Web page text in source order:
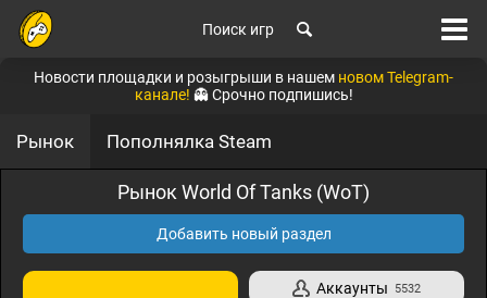
Поиск игр
Новости площадки и розыгрыши в нашем новом Telegram-
канале! 👻 Срочно подпишись!
Рынок Пополнялка Steam
Рынок World Of Tanks (WoT)
Добавить новый раздел
Аккаунты 5532